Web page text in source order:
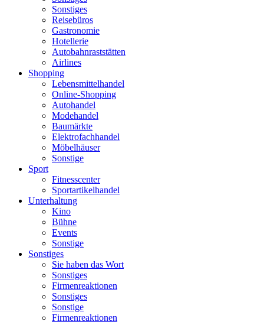
Sonstiges
Reisebüros
Gastronomie
Hotellerie
Autobahnraststätten
Airlines
Shopping
Lebensmittelhandel
Online-Shopping
Autohandel
Modehandel
Baumärkte
Elektrofachhandel
Möbelhäuser
Sonstige
Sport
Fitnesscenter
Sportartikelhandel
Unterhaltung
Kino
Bühne
Events
Sonstige
Sonstiges
Sie haben das Wort
Sonstiges
Firmenreaktionen
Sonstiges
Sonstige
Firmenreaktionen